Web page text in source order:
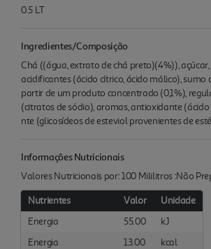
0.5 LT
Ingredientes/Composição
Chá ((água, extrato de chá preto)(4%)),
acidificantes (ácido cítrico, ácido málico), sumo
partir de um produto concentrado (0,1%),
(citratos de sódio), aromas, antioxidante
nte (glicosídeos de esteviol provenientes de
Informações Nutricionais
Valores Nutricionais por: 100 Mililitros :Não
Nutrientes Valor
Unidade
Energia
55.00
kJ
Energia
13.00
kcal